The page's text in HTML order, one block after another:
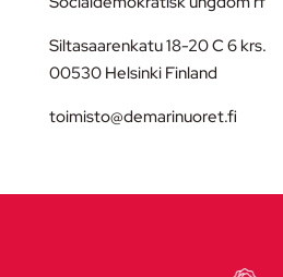
Siltasaarenkatu 18-20 C 6 krs.
00530 Helsinki Finland
toimisto@demarinuoret.fi